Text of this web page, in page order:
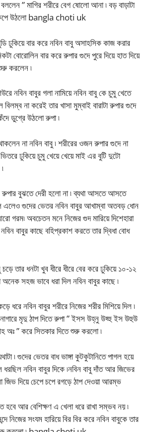
” মাগির শরীরে বেগ ষোলো আনা ৷ বড় বাড়াটা
উঠলো bangla choti uk
ঢুকিয়ে বার করে নবিন বাবু অসাহসিক কাজ করার
বোরোলিন বার করে রুপার গুদে পুরে দিয়ে হাত দিয়ে
করলেন ৷
নবিন বাবুর গলা নামিয়ে নবিন বাবু কে চুমু খেতে
বিলম্ব না করেই তার খাসা মুম্বাই বারাটা রুপার গুদে
ডুগ্রে উঠলো রুপা ৷
না নবিন বাবু ৷ শরীরের ওজন রুপার গুদে না
ঢুকিয়ে চুমু খেয়ে খেয়ে মাই এর বুটি দুটো
বুঝতে দেরী হলো না ৷ ব্যথা আসতে আসতে
এলেও গুদের ভেতর নবিন বাবুর আখাম্বা অতবড় ধোন
গরম৷ অবচেতন মনে নিজের গুদ মারিয়ে দিশেহারা
বাবুর কাছে বহিপ্রকাশ করতে তার দ্বিধা বোধ
তার ধনটা খুব ধীরে ধীরে বের করে ঢুকিয়ে ১০-১২
সহজ ভাবে ধরা দিল নবিন বাবুর কাছে ৷
ধরে নবিন বাবুর শরীরে নিজের শরীর মিশিয়ে দিল ৷
মৃদু ঠাপ দিতে রুপা ” ইসস উহ্নু উহ্হু ইস উহুউ
” করে সিতকার দিতে শুরু করলো ৷
৷ গুদের ভেতর বাধ ভাঙ্গা কুটকুটানিতে পাগল হয়ে
নবিন বাবুর দিকে ৷নবিন বাবু দাঁত আর জিভের
জিভ দিয়ে চেপে চপে রগড়ে ঠাপ দেওয়া আরম্ভ
হবে আর বেশিক্ষণ এ খেলা ধরে রাখা সম্ভব নয় ৷
নিজের সংযম হারিয়ে বির বির করে নবিন বাবুকে তার